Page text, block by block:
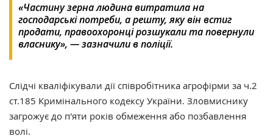
«Частину зерна людина витратила на
господарські потреби, а решту, яку він встиг
продати, правоохоронці розшукали та повернули
власнику», — зазначили в поліції.
Слідчі кваліфікували дії співробітника агрофірми за ч.2
ст.185 Кримінального кодексу України. Зловмиснику
загрожує до п'яти років обмеження або позбавлення
волі.